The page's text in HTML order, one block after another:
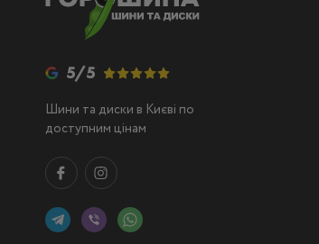
5/5
Шини та диски в Києві по
доступним цінам